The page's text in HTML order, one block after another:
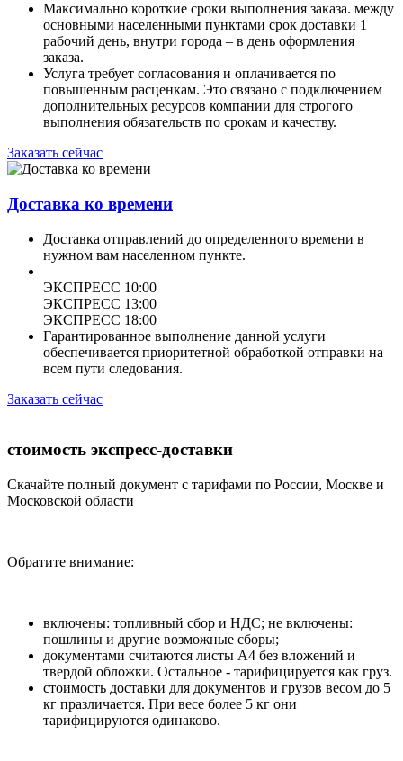
Максимально короткие сроки выполнения заказа. между
основными населенными пунктами срок доставки 1
рабочий день, внутри города – в день оформления
заказа.
Услуга требует согласования и оплачивается по
повышенным расценкам. Это связано с подключением
дополнительных ресурсов компании для строгого
выполнения обязательств по срокам и качеству.
Заказать сейчас
Доставка ко времени
Доставка отправлений до определенного времени в
нужном вам населенном пункте.
ЭКСПРЕСС 10:00
ЭКСПРЕСС 13:00
ЭКСПРЕСС 18:00
Гарантированное выполнение данной услуги
обеспечивается приоритетной обработкой отправки на
всем пути следования.
Заказать сейчас
стоимость экспресс-доставки
Скачайте полный документ с тарифами по России, Москве и
Московской области
Обратите внимание:
включены: топливный сбор и НДС; не включены:
пошлины и другие возможные сборы;
документами считаются листы А4 без вложений и
твердой обложки. Остальное - тарифицируется как груз.
стоимость доставки для документов и грузов весом до 5
кг празличается. При весе более 5 кг они
тарифицируются одинаково.